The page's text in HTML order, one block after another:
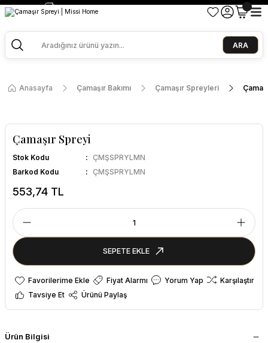
2500 TL ve Üzeri Alışverişlerde Kargo Bedava!
ARA
Anasayfa Çamaşır Bakımı Çamaşır Spreyleri
Çamaşır Spreyi
Stok Kodu
ÇMŞSPRYLMN
Barkod Kodu
ÇMŞSPRYLMN
553,74 TL
SEPETE EKLE
Fiyat Alarmı Yorum Yap
Karşılaştır
Tavsiye Et
Ürünü Paylaş
Ürün Bilgisi